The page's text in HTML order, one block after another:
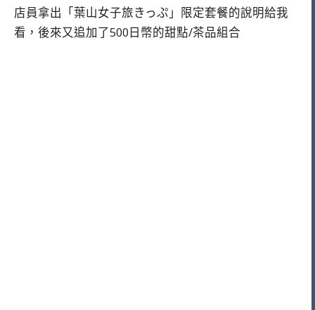
店員拿出「葉山女子旅きっぷ」限定套餐的說明給我
看，後來又追加了500日幣的甜點/茶品組合